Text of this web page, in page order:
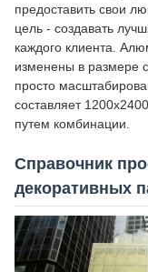
предоставить свои
цель - создавать
каждого клиента.
изменены в размере
просто
составляет
путем комбинации.
Справочник
декоративных